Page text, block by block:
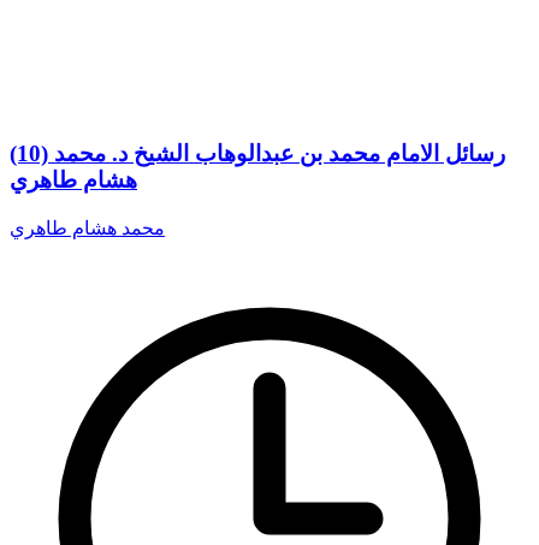
(10) رسائل الامام محمد بن عبدالوهاب الشيخ د. محمد
هشام طاهري
محمد هشام طاهري